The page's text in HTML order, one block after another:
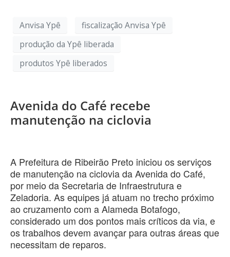
Anvisa Ypê
fiscalização Anvisa Ypê
produção da Ypê liberada
produtos Ypê liberados
Avenida do Café recebe
manutenção na ciclovia
A Prefeitura de Ribeirão Preto iniciou os serviços
de manutenção na ciclovia da Avenida do Café,
por meio da Secretaria de Infraestrutura e
Zeladoria. As equipes já atuam no trecho próximo
ao cruzamento com a Alameda Botafogo,
considerado um dos pontos mais críticos da via, e
os trabalhos devem avançar para outras áreas que
necessitam de reparos.